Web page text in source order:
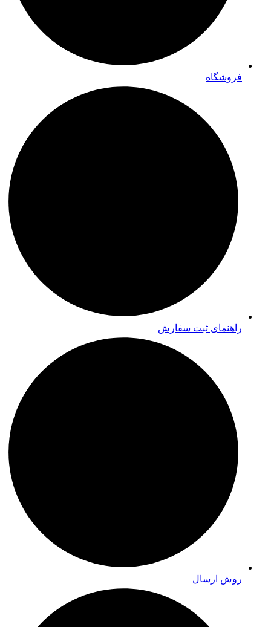
فروشگاه
راهنمای ثبت سفارش
روش ارسال